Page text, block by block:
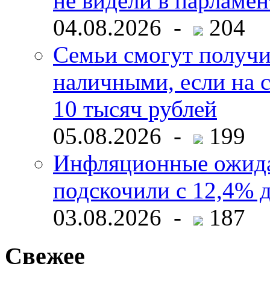
04.08.2026 -
204
Семьи смогут
наличными, если на
10 тысяч рублей
05.08.2026 -
199
Инфляционные
подскочили с 12,4%
03.08.2026 -
187
Свежее